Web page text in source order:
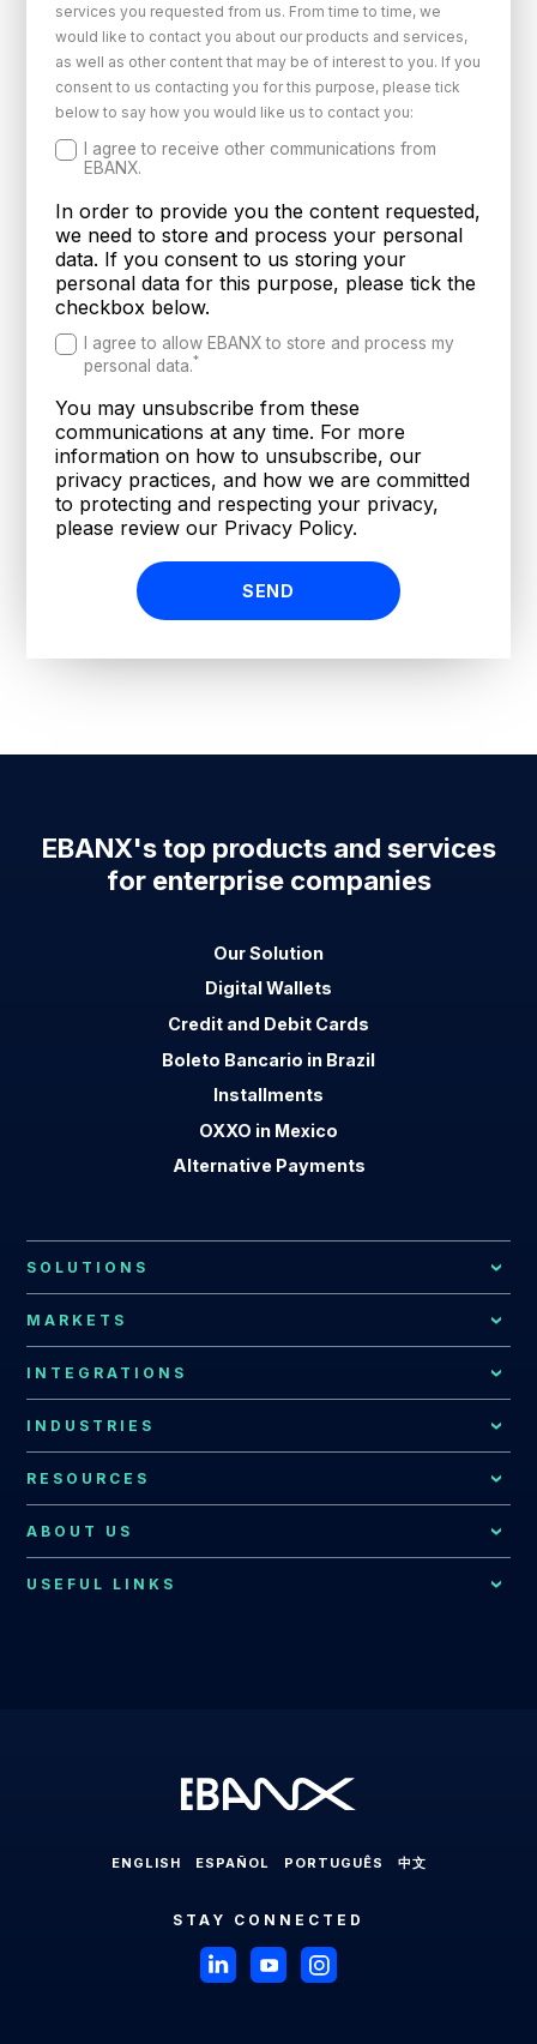
services you requested from us. From time to time, we
would like to contact you about our products and services,
as well as other content that may be of interest to you. If you
consent to us contacting you for this purpose, please tick
below to say how you would like us to contact you:
I agree to receive other communications from
EBANX.
In order to provide you the content requested,
we need to store and process your personal
data. If you consent to us storing your
personal data for this purpose, please tick the
checkbox below.
I agree to allow EBANX to store and process my
personal data.*
You may unsubscribe from these
communications at any time. For more
information on how to unsubscribe, our
privacy practices, and how we are committed
to protecting and respecting your privacy,
please review our Privacy Policy.
EBANX's top products and services
for enterprise companies
Our Solution
Digital Wallets
Credit and Debit Cards
Boleto Bancario in Brazil
Installments
OXXO in Mexico
Alternative Payments
SOLUTIONS
Payment Processing
Local Acquiring
Fraud Prevention
Consumer Support
Merchant Services
MARKETS
Latin American Market
Argentina
Brazil
Central America
INTEGRATIONS
All Integrations
INDUSTRIES
EBANX for E-commerce Solution
EBANX for SaaS Solution
EBANX for Travel & OTA's Solution
RESOURCES
EBANX Blog
ABOUT US
Compliance & Legal HUB
USEFUL LINKS
Payment Processing in Latin America
ENGLISH ESPAÑOL PORTUGUÊS 中文
STAY CONNECTED